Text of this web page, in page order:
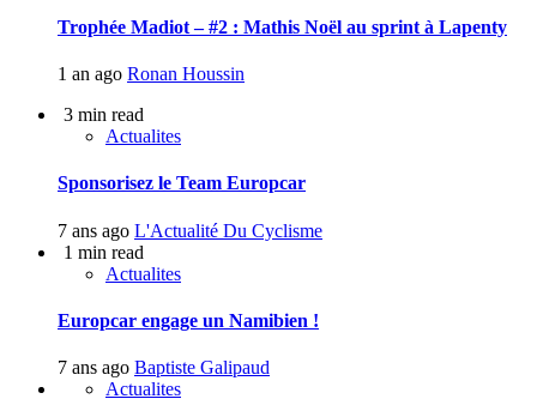
Trophée Madiot – #2 : Mathis Noël au sprint à Lapenty
1 an ago Ronan Houssin
3 min read
Actualites
Sponsorisez le Team Europcar
7 ans ago L'Actualité Du Cyclisme
1 min read
Actualites
Europcar engage un Namibien !
7 ans ago Baptiste Galipaud
Actualites